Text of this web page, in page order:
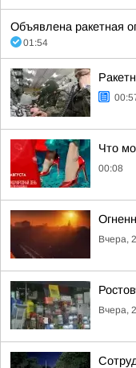
Объявлена ракетная
01:54
Что
00:08
Вчера,
Вчера,